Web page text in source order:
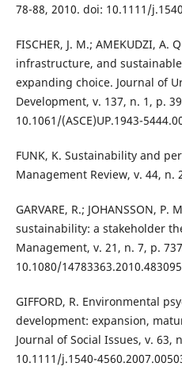
78-88, 2010. doi: 10.1111/
FISCHER, J. M.; AMEKUDZI,
infrastructure, and
expanding choice. Journal of
Development, v. 137, n. 1, p.
10.1061/(ASCE)UP.1943-
FUNK, K. Sustainability and
Management Review, v. 44, n.
GARVARE, R.; JOHANSSON,
sustainability: a stakeholder
Management, v. 21, n. 7, p.
10.1080/
GIFFORD, R. Environmental
development: expansion,
Journal of Social Issues, v. 63,
10.1111/j.1540-